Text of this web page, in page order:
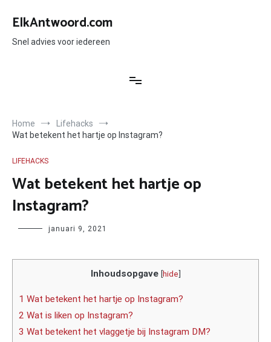
naar
inhoud
ElkAntwoord.com
Snel advies voor iedereen
Home
Lifehacks
Wat betekent het hartje op Instagram?
LIFEHACKS
Wat betekent het hartje op
Instagram?
Author januari 9, 2021
Inhoudsopgave [hide]
1 Wat betekent het hartje op Instagram?
2 Wat is liken op Instagram?
3 Wat betekent het vlaggetje bij Instagram DM?